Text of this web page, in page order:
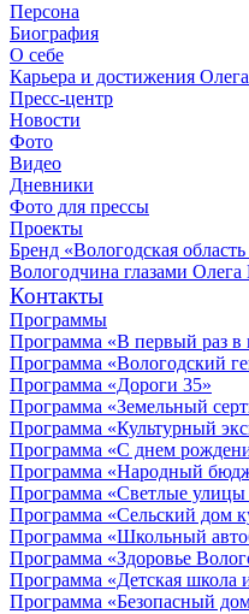
Персона
Биография
О себе
Карьера и достижения
Пресс-центр
Новости
Фото
Видео
Дневники
Фото для прессы
Проекты
Бренд «Вологодская
Вологодчина глазами
Контакты
Программы
Программа «В первый раз в
Программа «Вологодский
Программа «Дороги 35»
Программа «Земельный
Программа «Культурный
Программа «С днем
Программа «Народный
Программа «Светлые
Программа «Сельский дом
Программа «Школьный
Программа «Здоровье
Программа «Детская школа
Программа «Безопасный